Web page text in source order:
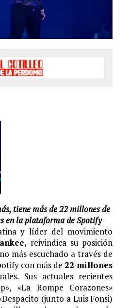
tiene más de 22 millones de
en la plataforma de Spotify
y líder del movimiento
reivindica su posición
más escuchado a través de
con más de 22 millones
Sus actuales recientes
«La Rompe Corazones»
(junto a Luis Fonsi)